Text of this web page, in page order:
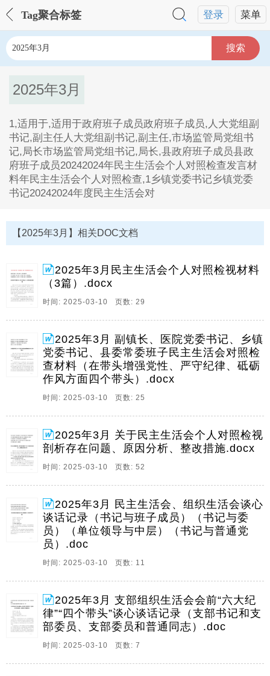
菜单
登录
Tag聚合标签
搜索
2025年3月
1,适用于,适用于政府班子成员政府班子成员,人大党组副
书记,副主任人大党组副书记,副主任,市场监管局党组书
记,局长市场监管局党组书记,局长,县政府班子成员县政
府班子成员20242024年民主生活会个人对照检查发言材
料年民主生活会个人对照检查,1乡镇党委书记乡镇党委
书记20242024年度民主生活会对
1、1,适用于,适用于政府班子成员政府班子成员,人大党
组副书记,副主任人大党组副书记,副主任,市场监管局党
组书记,局长市场监管局党组书记,局长,县政府班子成员
县政府班子成员20242024年民主生活会个人对照检查发
言材料年民主生活会个人对照检查。
2、1乡镇党委书记乡镇党委书记20242024年度民主生活
料,四个带头,医院党委书记医院党委书记20242024年度
民主生活会对照检查材料,四个带头,年度民主生活会对照
检查材料,四个带头,在县委。
3、1市总工会党组书记,常务副主席关于市总工会党组书
记,常务副主席关于20242024年度民主生活会个人对照检
视剖析材料年度民主生活会个人对照检视剖析材料
20242024年度县司法局专题民主生活会党组书记个人对
照检查材料,四个带头,年度县司法局。
4、1民主生活会民主生活会组织生活会谈心谈话记录,单
位领导与中层,组织生活会谈心谈话记录,单位领导与中
层,民主生活会民主生活会组织生活会谈心谈话记录,书记
与班子成员,组织生活会谈心谈话记录,书记与班子成员,
四个对照,民主生活会,四个对照,民主生。
5、120252025年组织生活会会前六大纪律谈心谈话记录
年组织生活会会前六大纪律谈心谈话记录,支部书记和支
部委员,支部委员和普,支部书记和支部委员,支部委员和
普通同志,通同志,20252025年支部组织生活会前四个带
6、1局党组深入贯彻中央八项规定精神学习教育工作方
案局党组深入贯彻中央八项规定精神学习教育工作方案
在深入贯彻中央八项规定精神学习教育启动会上的讲话
在深入贯彻中央八项规定精神学习教育启动会上的讲话
局党组深入贯彻中央八项规定精神学习教育工作方案局
党。
【2025年3月】相关DOC文档
2025年3月民主生活会个人对照检视材料
（3篇）.docx
时间: 2025-03-10 页数: 29
2025年3月 副镇长、医院党委书记、乡镇
党委书记、县委常委班子民主生活会对照检
查材料（在带头增强党性、严守纪律、砥砺
作风方面四个带头）.docx
时间: 2025-03-10 页数: 25
2025年3月 关于民主生活会个人对照检视
剖析存在问题、原因分析、整改措施.docx
时间: 2025-03-10 页数: 52
2025年3月 民主生活会、组织生活会谈心
谈话记录（书记与班子成员）（书记与委
员）（单位领导与中层）（书记与普通党
员）.doc
时间: 2025-03-10 页数: 11
2025年3月 支部组织生活会会前“六大纪
律”“四个带头”谈心谈话记录（支部书记和支
部委员、支部委员和普通同志）.doc
时间: 2025-03-10 页数: 7